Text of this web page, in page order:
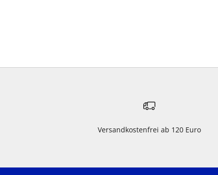
Versandkostenfrei ab 120 Euro